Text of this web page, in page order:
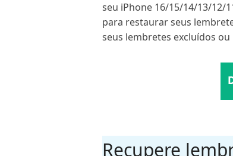
seu iPhone 16/15/14/13/12/
para restaurar seus
seus lembretes excluídos
Recupere